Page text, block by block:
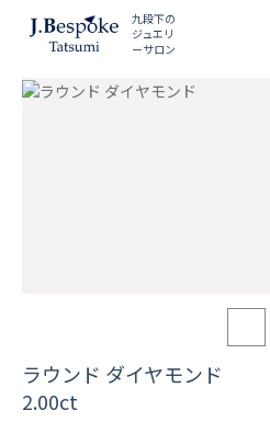
九段下の
ジュエリ
ーサロン
ラウンド ダイヤモンド
2.00ct